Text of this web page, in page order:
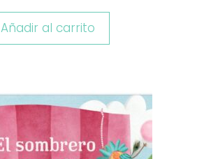
Añadir al carrito